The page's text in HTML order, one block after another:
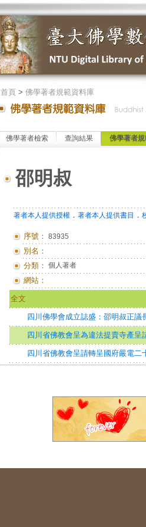
首頁> 佛學著者規範資料庫
佛學著者檢索 查詢結果 佛學著者
邵明叔
著者本人提供授權． 著者本人提供書目 ．
序號： 83935
別名：
分類： 個人著者
網站：
全文
四川佛學會成立誌盛：邵明叔正議
四川省佛教會呈為違法提賣寺產呈
四川省佛教會呈請轉呈國府嚴電二